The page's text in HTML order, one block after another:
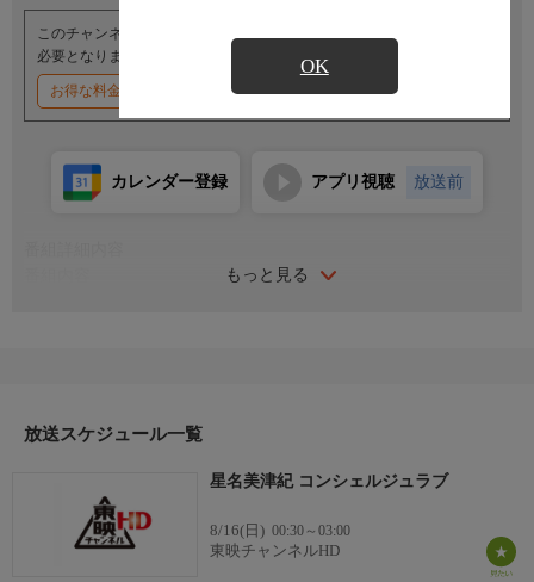
OK
このチャンネルのご視聴には、オプションチャンネル(有料)のご契約が
必要となります。
お得な料金割引キャンペーン実施中
もっと見る
カレンダー登録 アプリ視聴 放送前
ム 特技:おつまみ作り
放送スケジュール一覧
星名美津紀 コンシェルジュラブ
8/16(日) 00:30～03:00
東映チャンネルHD